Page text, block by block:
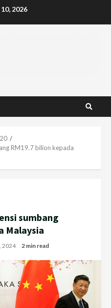
2026
20
RM19.7 bilion kepada
sumbang
Malaysia
2024 2 min read